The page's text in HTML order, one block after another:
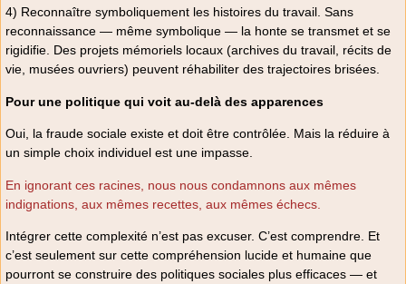
4) Reconnaître symboliquement les histoires du travail. Sans
reconnaissance — même symbolique — la honte se transmet et se
rigidifie. Des projets mémoriels locaux (archives du travail, récits de
vie, musées ouvriers) peuvent réhabiliter des trajectoires brisées.
Pour une politique qui voit au-delà des apparences
Oui, la fraude sociale existe et doit être contrôlée. Mais la réduire à
un simple choix individuel est une impasse.
En ignorant ces racines, nous nous condamnons aux mêmes
indignations, aux mêmes recettes, aux mêmes échecs.
Intégrer cette complexité n’est pas excuser. C’est comprendre. Et
c’est seulement sur cette compréhension lucide et humaine que
pourront se construire des politiques sociales plus efficaces — et